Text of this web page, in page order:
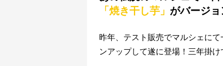
「焼き干し芋」 がバージョ
昨年、テスト販売でマルシェに
ンアップして遂に登場！三年掛